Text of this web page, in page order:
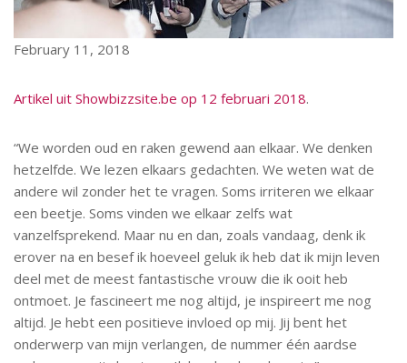
February 11, 2018
Artikel uit Showbizzsite.be op 12 februari 2018.
“We worden oud en raken gewend aan elkaar. We denken
hetzelfde. We lezen elkaars gedachten. We weten wat de
andere wil zonder het te vragen. Soms irriteren we elkaar
een beetje. Soms vinden we elkaar zelfs wat
vanzelfsprekend. Maar nu en dan, zoals vandaag, denk ik
erover na en besef ik hoeveel geluk ik heb dat ik mijn leven
deel met de meest fantastische vrouw die ik ooit heb
ontmoet. Je fascineert me nog altijd, je inspireert me nog
altijd. Je hebt een positieve invloed op mij. Jij bent het
onderwerp van mijn verlangen, de nummer één aardse